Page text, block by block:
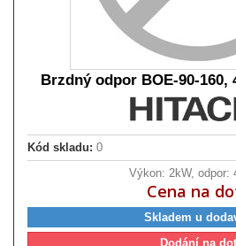
Brzdný odpor BOE-90-160,
Kód skladu: 0
Výkon: 2kW, odpor:
Cena na
Skladem u
Dodání na